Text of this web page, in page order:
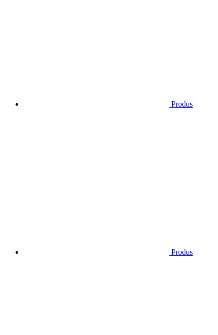
Produs
Produs